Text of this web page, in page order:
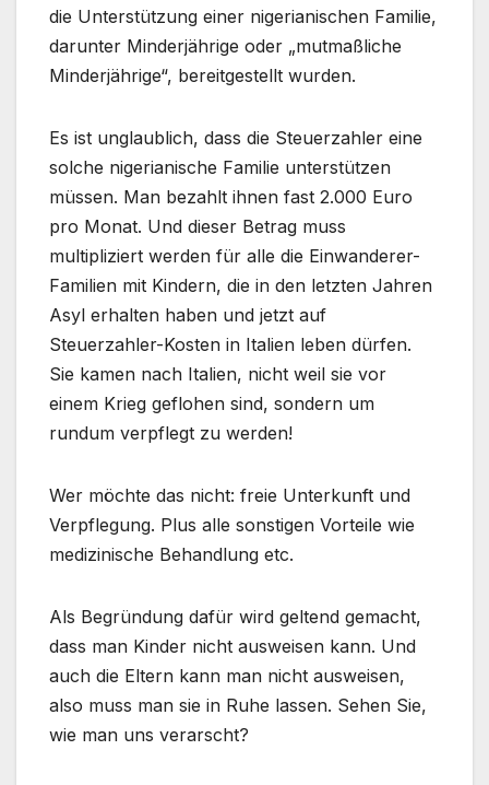
die Unterstützung einer nigerianischen Familie,
darunter Minderjährige oder „mutmaßliche
Minderjährige“, bereitgestellt wurden.
Es ist unglaublich, dass die Steuerzahler eine
solche nigerianische Familie unterstützen
müssen. Man bezahlt ihnen fast 2.000 Euro
pro Monat. Und dieser Betrag muss
multipliziert werden für alle die Einwanderer-
Familien mit Kindern, die in den letzten Jahren
Asyl erhalten haben und jetzt auf
Steuerzahler-Kosten in Italien leben dürfen.
Sie kamen nach Italien, nicht weil sie vor
einem Krieg geflohen sind, sondern um
rundum verpflegt zu werden!
Wer möchte das nicht: freie Unterkunft und
Verpflegung. Plus alle sonstigen Vorteile wie
medizinische Behandlung etc.
Als Begründung dafür wird geltend gemacht,
dass man Kinder nicht ausweisen kann. Und
auch die Eltern kann man nicht ausweisen,
also muss man sie in Ruhe lassen. Sehen Sie,
wie man uns verarscht?